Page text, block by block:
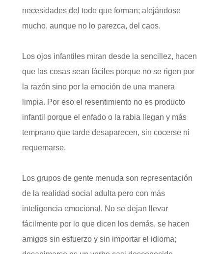
necesidades del todo que forman; alejándose
mucho, aunque no lo parezca, del caos.
Los ojos infantiles miran desde la sencillez, hacen
que las cosas sean fáciles porque no se rigen por
la razón sino por la emoción de una manera
limpia. Por eso el resentimiento no es producto
infantil porque el enfado o la rabia llegan y más
temprano que tarde desaparecen, sin cocerse ni
requemarse.
Los grupos de gente menuda son representación
de la realidad social adulta pero con más
inteligencia emocional. No se dejan llevar
fácilmente por lo que dicen los demás, se hacen
amigos sin esfuerzo y sin importar el idioma;